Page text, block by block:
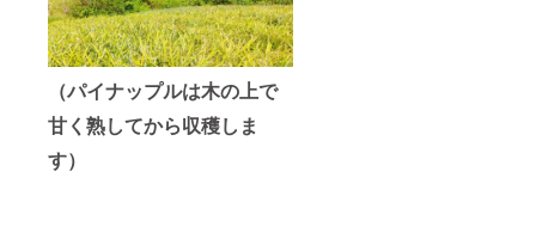
（パイナップルは木の上で
甘く熟してから収穫しま
す）